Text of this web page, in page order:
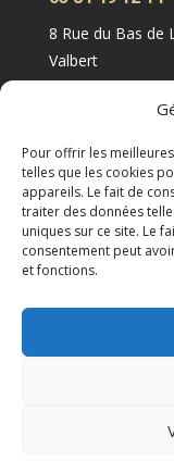
Pour offrir les
telles que les cookies
appareils. Le fait de
traiter des données
uniques sur ce site. Le
consentement peut
et fonctions.
8 Rue du Bas de
Valbert
Copyright M